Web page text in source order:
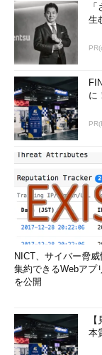
生
に
NICT、サイバー脅
集約できるWebアプ
を公開
本